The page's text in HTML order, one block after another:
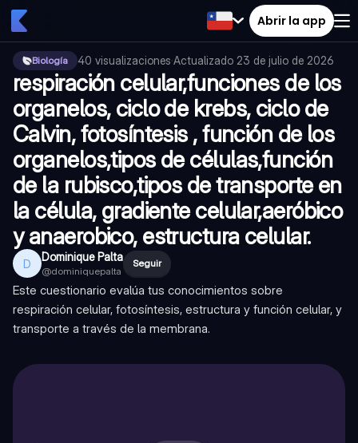
Abrir la app
Biología 40 visualizaciones·Actualizado 23 de julio de 2026
respiración celular,funciones de los
organelos, ciclo de krebs, ciclo de
Calvin, fotosíntesis , función de los
organelos,tipos de células,función
de la rubisco,tipos de transporte en
la célula, gradiente celular,aeróbico
y anaerobico, estructura celular.
D Dominique Palta
@dominiquepalta
Seguir
Este cuestionario evalúa tus conocimientos sobre
respiración celular, fotosíntesis, estructura y función celular, y
transporte a través de la membrana.